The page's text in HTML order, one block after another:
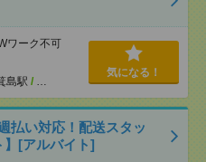
ーク不可
島駅 / …
気になる！
払い対応！配送スタッ
】[アルバイト]